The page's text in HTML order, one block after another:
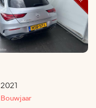
2021
Bouwjaar